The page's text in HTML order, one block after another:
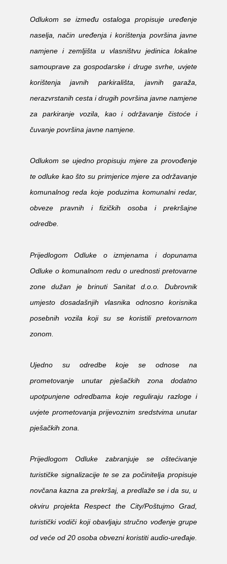
Odlukom se između ostaloga propisuje uređenje
naselja, način uređenja i korištenja površina javne
namjene i zemljišta u vlasništvu jedinica lokalne
samouprave za gospodarske i druge svrhe, uvjete
korištenja javnih parkirališta, javnih garaža,
nerazvrstanih cesta i drugih površina javne namjene
za parkiranje vozila, kao i održavanje čistoće i
čuvanje površina javne namjene.
Odlukom se ujedno propisuju mjere za provođenje
te odluke kao što su primjerice mjere za održavanje
komunalnog reda koje poduzima komunalni redar,
obveze pravnih i fizičkih osoba i prekršajne
odredbe.
Prijedlogom Odluke o izmjenama i dopunama
Odluke o komunalnom redu o urednosti pretovarne
zone dužan je brinuti Sanitat d.o.o. Dubrovnik
umjesto dosadašnjih vlasnika odnosno korisnika
posebnih vozila koji su se koristili pretovarnom
zonom.
Ujedno su odredbe koje se odnose na
prometovanje unutar pješačkih zona dodatno
upotpunjene odredbama koje reguliraju razloge i
uvjete prometovanja prijevoznim sredstvima unutar
pješačkih zona.
Prijedlogom Odluke zabranjuje se oštećivanje
turističke signalizacije te se za počinitelja propisuje
novčana kazna za prekršaj, a predlaže se i da su, u
okviru projekta Respect the City/Poštujmo Grad,
turistički vodiči koji obavljaju stručno vođenje grupe
od veće od 20 osoba obvezni koristiti audio-uređaje.